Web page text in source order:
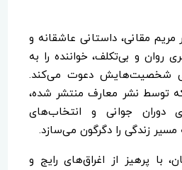
مریم مقانی، داستانی عاشقانه و
روان و بی‌تکلف، خواننده را به
شخصیت‌هایش دعوت می‌کند.
که توسط نشر معارف منتشر شده،
دوران جوانی و انتخاب‌های
زندگی را دگرگون می‌سازد.
با پرهیز از اغراق‌های رایج و